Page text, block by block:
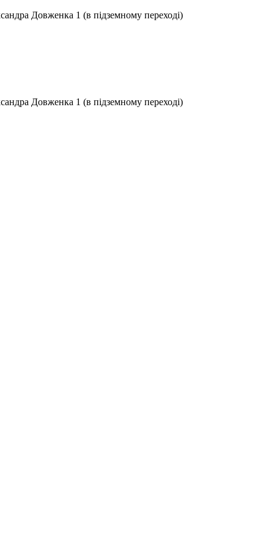
Довженка 1 (в підземному переході)
Довженка 1 (в підземному переході)